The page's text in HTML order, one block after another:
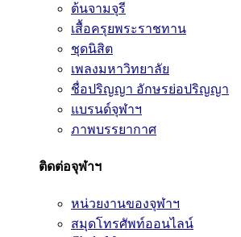
ต้นจามจุรี
เสื้อครุยพระราชทาน
ชุดนิสิต
เพลงมหาวิทยาลัย
ชื่อปริญญา อักษรย่อปริญญา
แบรนด์จุฬาฯ
ภาพบรรยากาศ
ติดต่อจุฬาฯ
หน่วยงานของจุฬาฯ
สมุดโทรศัพท์ออนไลน์